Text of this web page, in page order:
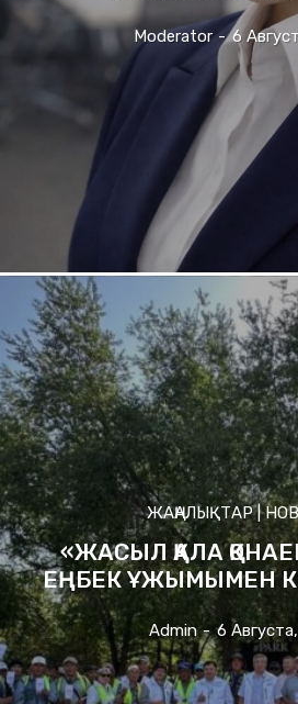
Moderator - 6
ЖАҢАЛЫҚТАР |
«ЖАСЫЛ ҚАЛА
ЕҢБЕК ҰЖЫМЫМЕН
Admin - 6